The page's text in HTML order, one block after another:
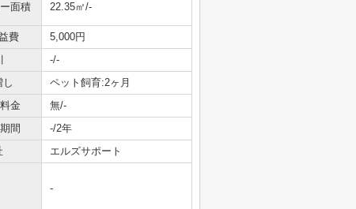
面積 22.35㎡/-
費
5,000円
-/-
し
ペット飼育:2ヶ月
金
無/-
間
-/2年
エルズサポート
-